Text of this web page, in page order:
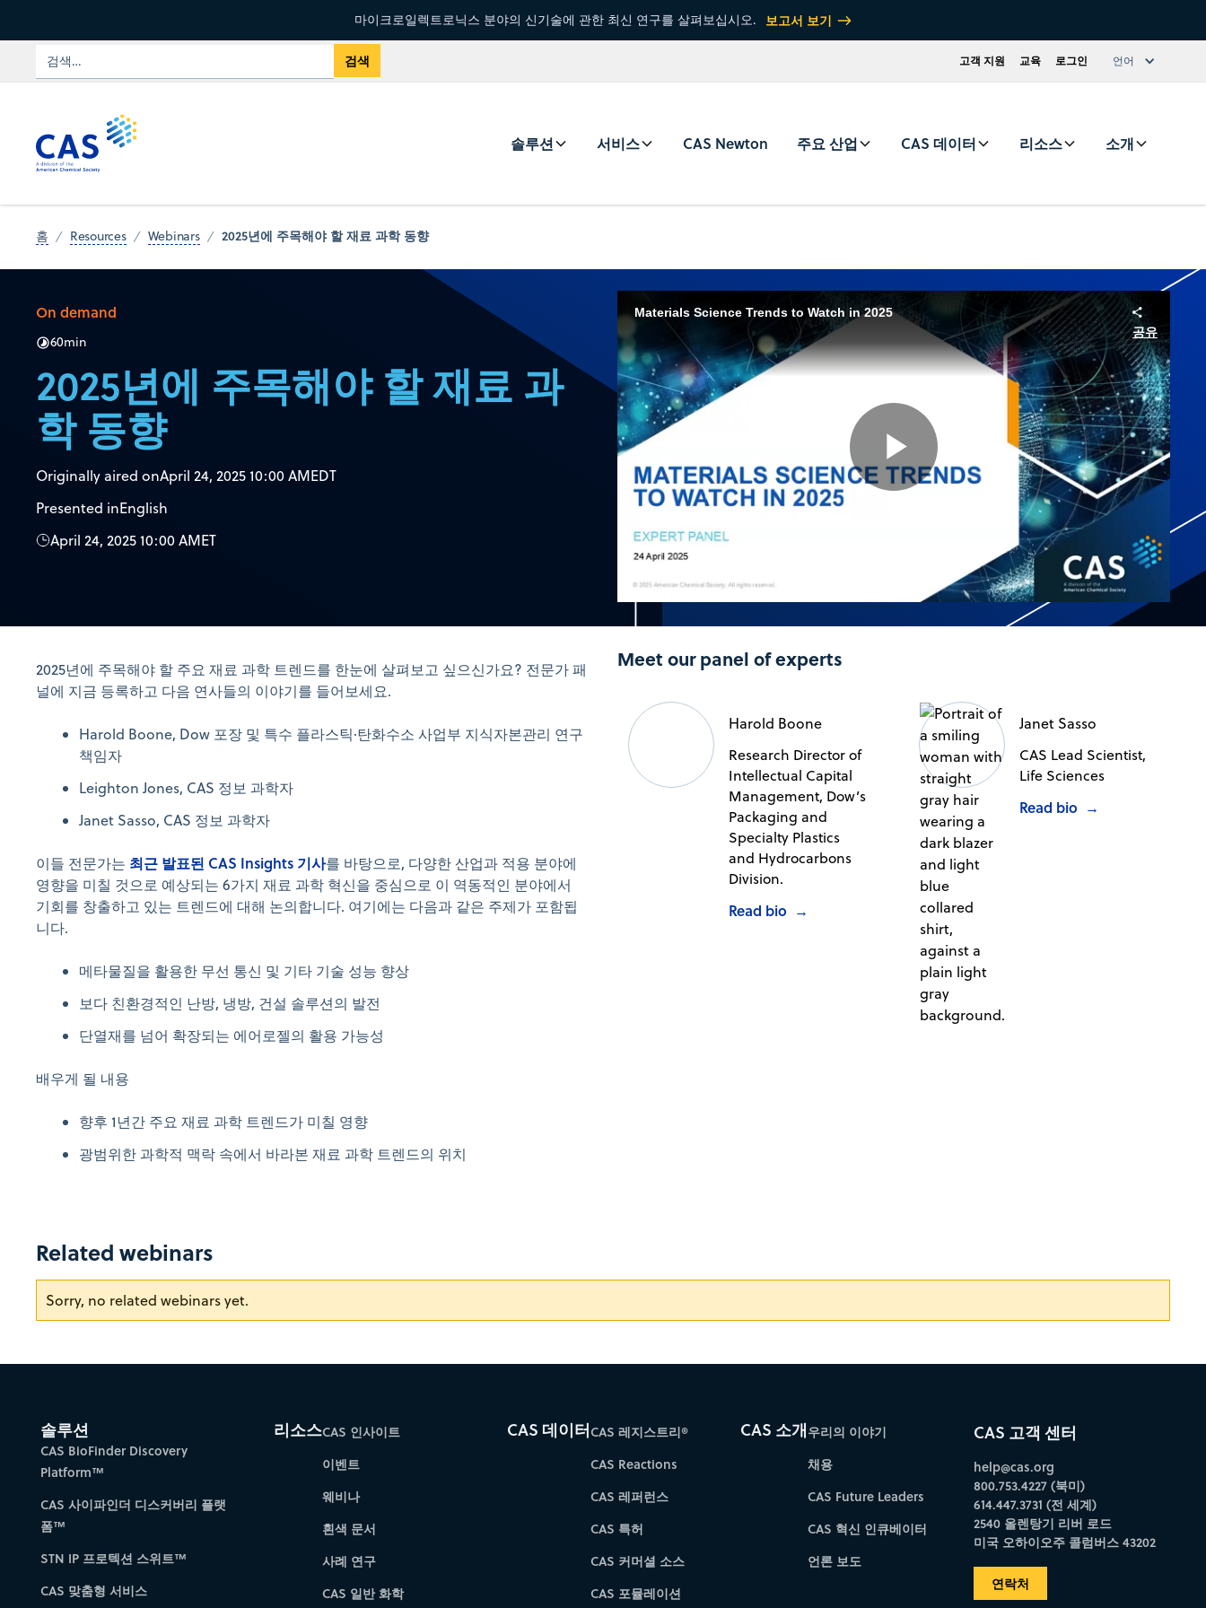
마이크로일렉트로닉스 분야의 신기술에 관한 최신 연구를 살펴보십시오. 보고서 보기
고객 지원 교육 로그인 언어
솔루션 서비스 CAS Newton 주요 산업 CAS 데이터 리소스 소개
홈 Resources Webinars 2025년에 주목해야 할 재료 과학 동향
On demand
60min
2025년에 주목해야 할 재료 과
학 동향
Originally aired onApril 24, 2025 10:00 AMEDT
Presented inEnglish
April 24, 2025 10:00 AMET
Materials Science Trends to Watch in 2025
공유
Play
Video
2025년에 주목해야 할 주요 재료 과학 트렌드를 한눈에 살펴보고 싶으신가요? 전문가 패
널에 지금 등록하고 다음 연사들의 이야기를 들어보세요.
Harold Boone, Dow 포장 및 특수 플라스틱·탄화수소 사업부 지식자본관리 연구
책임자
Leighton Jones, CAS 정보 과학자
Janet Sasso, CAS 정보 과학자
이들 전문가는 최근 발표된 CAS Insights 기사를 바탕으로, 다양한 산업과 적용 분야에
영향을 미칠 것으로 예상되는 6가지 재료 과학 혁신을 중심으로 이 역동적인 분야에서
기회를 창출하고 있는 트렌드에 대해 논의합니다. 여기에는 다음과 같은 주제가 포함됩
니다.
메타물질을 활용한 무선 통신 및 기타 기술 성능 향상
보다 친환경적인 난방, 냉방, 건설 솔루션의 발전
단열재를 넘어 확장되는 에어로젤의 활용 가능성
배우게 될 내용
향후 1년간 주요 재료 과학 트렌드가 미칠 영향
광범위한 과학적 맥락 속에서 바라본 재료 과학 트렌드의 위치
Meet our panel of experts
Harold Boone
Research Director of
Intellectual Capital
Management, Dow’s
Packaging and
Specialty Plastics
and Hydrocarbons
Division.
Read bio →
Janet Sasso
CAS Lead Scientist,
Life Sciences
Read bio →
Related webinars
Sorry, no related webinars yet.
솔루션
CAS BioFinder Discovery
Platform™
CAS 사이파인더 디스커버리 플랫
폼™
STN IP 프로텍션 스위트™
CAS 맞춤형 서비스
리소스CAS 인사이트
이벤트
웨비나
흰색 문서
사례 연구
CAS 일반 화학
CAS 데이터CAS 레지스트리®
CAS Reactions
CAS 레퍼런스
CAS 특허
CAS 커머셜 소스
CAS 포뮬레이션
CAS 소개우리의 이야기
채용
CAS Future Leaders
CAS 혁신 인큐베이터
언론 보도
CAS 고객 센터
help@cas.org
800.753.4227 (북미)
614.447.3731 (전 세계)
2540 올렌탕기 리버 로드
미국 오하이오주 콜럼버스 43202
연락처